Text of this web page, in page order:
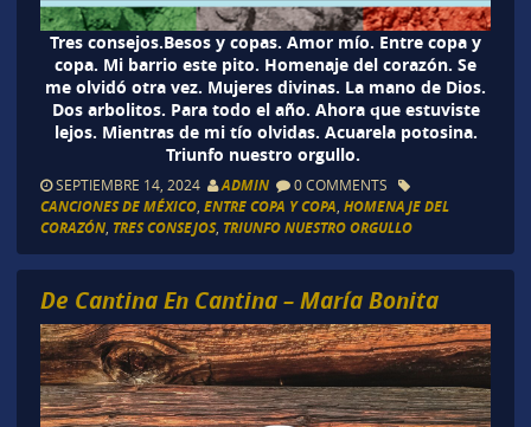
Tres consejos.Besos y copas. Amor mío. Entre copa y
copa. Mi barrio este pito. Homenaje del corazón. Se
me olvidó otra vez. Mujeres divinas. La mano de Dios.
Dos arbolitos. Para todo el año. Ahora que estuviste
lejos. Mientras de mi tío olvidas. Acuarela potosina.
Triunfo nuestro orgullo.
SEPTIEMBRE 14, 2024 ADMIN 0 COMMENTS
CANCIONES DE MÉXICO, ENTRE COPA Y COPA, HOMENAJE DEL
CORAZÓN, TRES CONSEJOS, TRIUNFO NUESTRO ORGULLO
De Cantina En Cantina – María Bonita